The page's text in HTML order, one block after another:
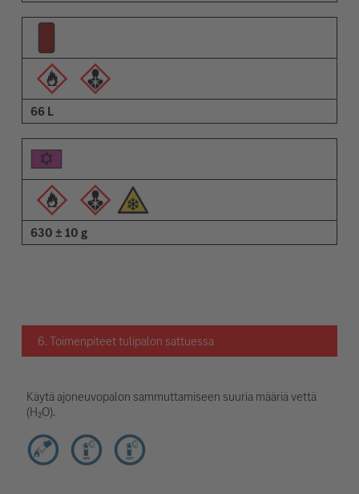
66 L
630 ± 10 g
6. Toimenpiteet tulipalon sattuessa
Käytä ajoneuvopalon sammuttamiseen suuria määriä vettä
(H₂O).